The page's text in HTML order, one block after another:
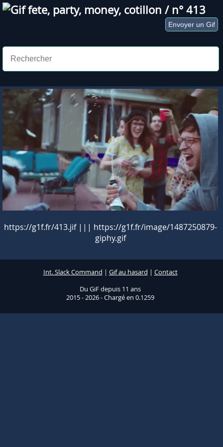
Giffete, party, money, cotillon / n° 413
https://g1f.fr/413.jif ||| https://g1f.fr/image/1487250879-
giphy.gif
Int. Slack Command | Gif au hasard | Contact
Du GiF depuis 11 ans
2015 - 2026 - Chargé en 0.1259